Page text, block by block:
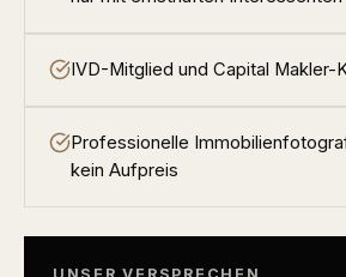
IVD-Mitglied und Capital Makler-
Professionelle
kein Aufpreis